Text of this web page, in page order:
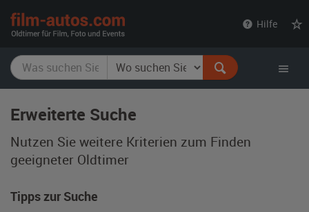
Hilfe
Erweiterte Suche
Nutzen Sie weitere Kriterien zum Finden
geeigneter Oldtimer
Tipps zur Suche